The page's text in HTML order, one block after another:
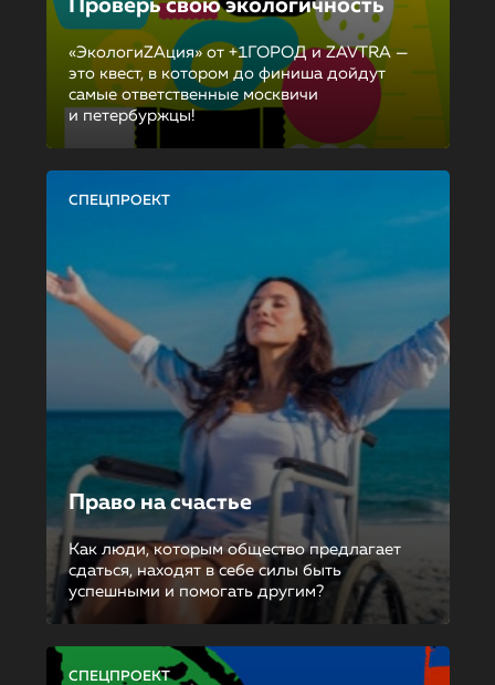
Проверь свою экологичность
«ЭкологиZAция» от +1ГОРОД и ZAVTRA —
это квест, в котором до финиша дойдут
самые ответственные москвичи
и петербуржцы!
СПЕЦПРОЕКТ
Право на счастье
Как люди, которым общество предлагает
сдаться, находят в себе силы быть
успешными и помогать другим?
СПЕЦПРОЕКТ